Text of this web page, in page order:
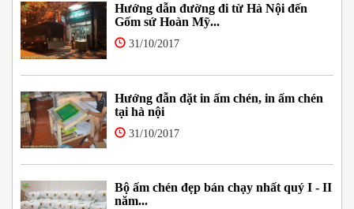
Hướng dẫn đường đi từ Hà Nội đến
Gốm sứ Hoàn Mỹ...
31/10/2017
Hướng đẫn đặt in ấm chén, in ấm chén
tại hà nội
31/10/2017
Bộ ấm chén đẹp bán chạy nhất quý I - II
năm...